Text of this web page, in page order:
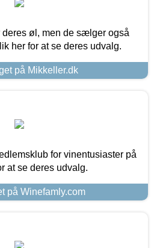
deres øl, men de sælger også
her for at se deres udvalg.
på Mikkeller.dk
for vinentusiaster på
at se deres udvalg.
på Winefamly.com